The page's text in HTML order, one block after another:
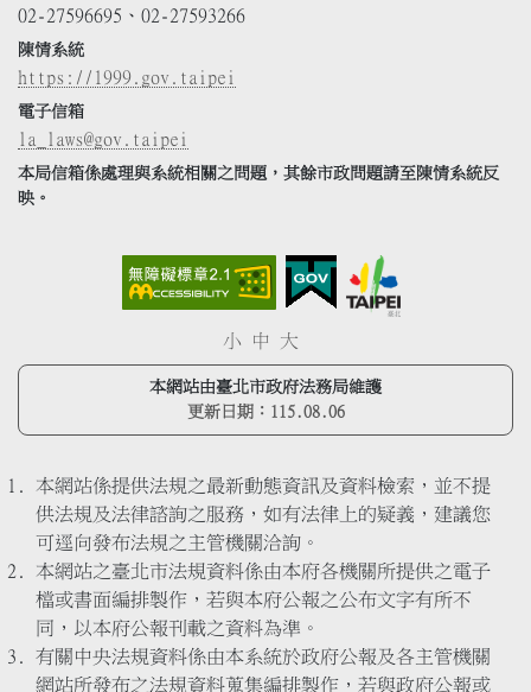
02-27596695、02-27593266
陳情系統
https://1999.gov.taipei
電子信箱
la_laws@gov.taipei
本局信箱係處理與系統相關之問題，其餘市政問題請至陳情系統反
映。
小 中 大
本網站由臺北市政府法務局維護
更新日期： 115.08.06
本網站係提供法規之最新動態資訊及資料檢索，並不提
供法規及法律諮詢之服務，如有法律上的疑義，建議您
可逕向發布法規之主管機關洽詢。
本網站之臺北市法規資料係由本府各機關所提供之電子
檔或書面編排製作，若與本府公報之公布文字有所不
同，以本府公報刊載之資料為準。
有關中央法規資料係由本系統於政府公報及各主管機關
網站所發布之法規資料蒐集編排製作，若與政府公報或